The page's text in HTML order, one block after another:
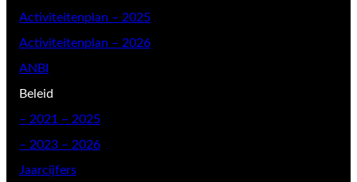
Activiteitenplan – 2025
Activiteitenplan – 2026
ANBI
Beleid
– 2021 – 2025
– 2023 – 2026
Jaarcijfers